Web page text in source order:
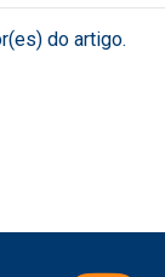
do artigo.